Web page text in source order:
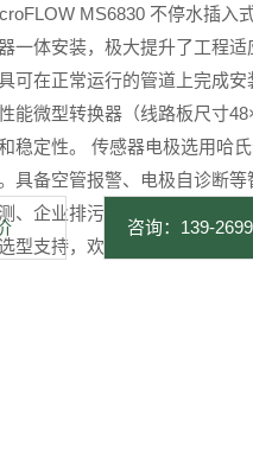
MS6830 不停水插入
一体安装，极大提升了工程
可在正常运行的管道上完成
能微型转换器（线路板尺寸
稳定性。 传感器电极选用哈
具备空管报警、电极自诊断
、企业排污计量等多个领域
型支持，欢迎随时与我们联系
咨询：139-